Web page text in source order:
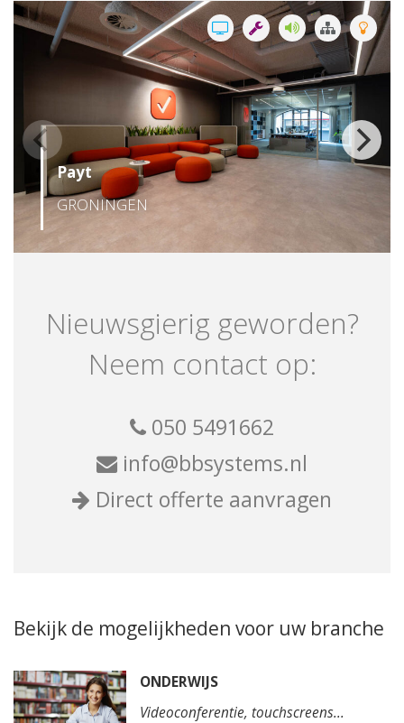
Payt
GRONINGEN
Nieuwsgierig geworden?
Neem contact op:
050 5491662
info@bbsystems.nl
Direct offerte aanvragen
Bekijk de mogelijkheden voor uw branche
ONDERWIJS
Videoconferentie, touchscreens...